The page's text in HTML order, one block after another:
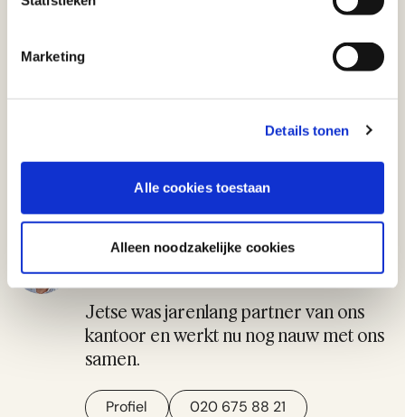
Marketing
Details tonen
Alle cookies toestaan
Alleen noodzakelijke cookies
versterkt de positie van de gemiddelde Nederlandse
Jetse Sprey
Advocaat
Jetse was jarenlang partner van ons
kantoor en werkt nu nog nauw met ons
samen.
Profiel
020 675 88 21